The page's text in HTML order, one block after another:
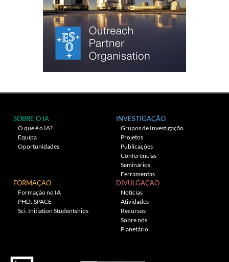
SOBRE O IA
O que é o IA?
Equipa
Oportunidades
INVESTIGAÇÃO
Grupos de Investigação
Projetos
Publicações
Conferências
Seminários
Ferramentas
FORMAÇÃO
Formação no IA
PHD::SPACE
Sci. Initiation Studentships
DIVULGAÇÃO
Notícias
Atividades
Recursos
Sobre nós
Planetário